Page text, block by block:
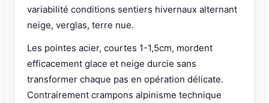
variabilité conditions sentiers hivernaux alternant
neige, verglas, terre nue.
Les pointes acier, courtes 1-1,5cm, mordent
efficacement glace et neige durcie sans
transformer chaque pas en opération délicate.
Contrairement crampons alpinisme technique